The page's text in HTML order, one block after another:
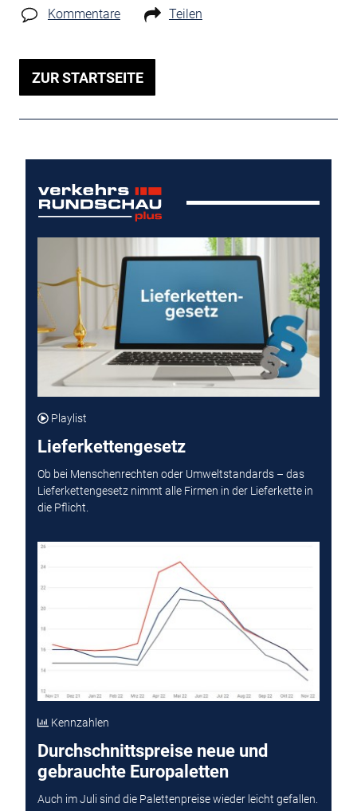
Kommentare Teilen
ZUR STARTSEITE
Playlist
Lieferkettengesetz
Ob bei Menschenrechten oder Umweltstandards – das
Lieferkettengesetz nimmt alle Firmen in der Lieferkette in
die Pflicht.
Kennzahlen
Durchschnittspreise neue und
gebrauchte Europaletten
Auch im Juli sind die Palettenpreise wieder leicht gefallen.